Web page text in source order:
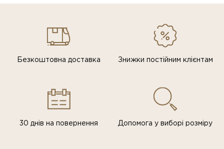
Безкоштовна доставка Знижки постiйним клiєнтам
30 днів на повернення Допомога у виборі розміру